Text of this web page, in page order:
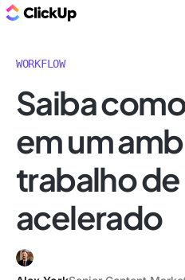
WORKFLOW
Saiba
em um
trabalho
acelerado